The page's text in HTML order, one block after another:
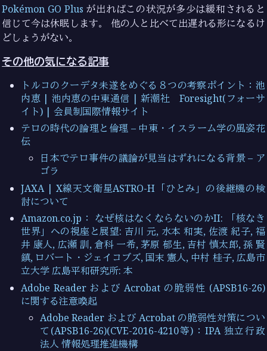
Pokémon GO Plus が出ればこの状況が多少は緩和されると
信じて今は休眠します。 他の人と比べて出遅れる形になるけ
どしょうがない。
その他の気になる記事
トルコのクーデタ未遂をめぐる８つの考察ポイント：池
内恵 | 池内恵の中東通信 | 新潮社 Foresight(フォーサ
イト) | 会員制国際情報サイト
テロの時代の論理と倫理 – 中東・イスラーム学の風姿花
伝
日本でテロ事件の議論が見当はずれになる背景 – ア
ゴラ
JAXA | X線天文衛星ASTRO-H「ひとみ」の後継機の検
討について
Amazon.co.jp： なぜ核はなくならないのかII: 「核なき
世界」への視座と展望: 吉川 元, 水本 和実, 佐渡 紀子, 福
井 康人, 広瀬 訓, 倉科 一希, 茅原 郁生, 吉村 慎太郎, 孫 賢
鎮, ロバート・ジェイコブズ, 国末 憲人, 中村 桂子, 広島市
立大学 広島平和研究所: 本
Adobe Reader および Acrobat の脆弱性 (APSB16-26)
に関する注意喚起
Adobe Reader および Acrobat の脆弱性対策につい
て(APSB16-26)(CVE-2016-4210等)：IPA 独立行政
法人 情報処理推進機構